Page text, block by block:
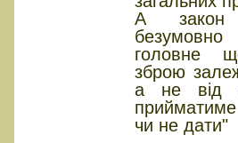
А
головне
зброю
а не від
чи не дати"